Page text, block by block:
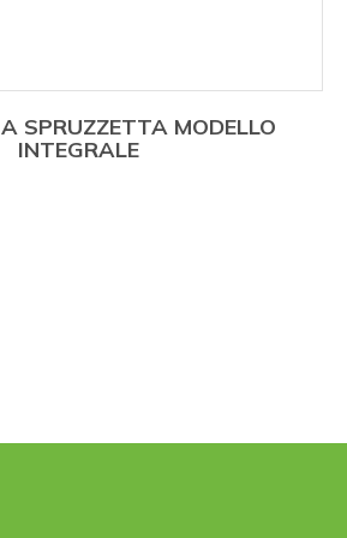
SPRUZZETTA MODELLO
INTEGRALE